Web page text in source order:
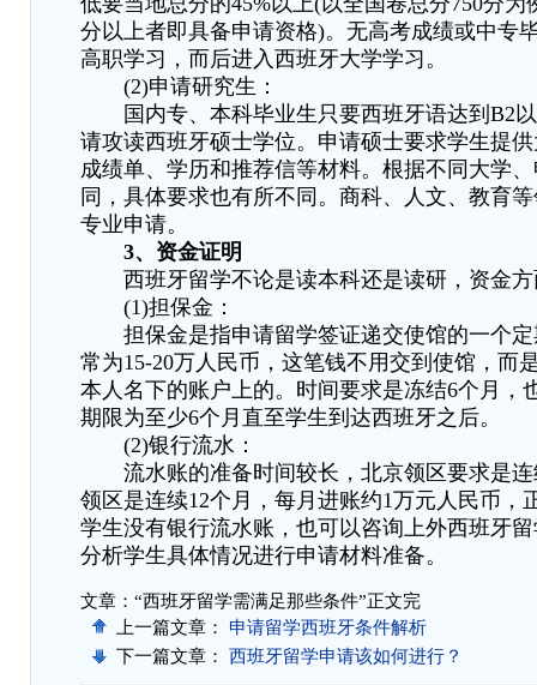
分以上者即具备申请资格)。无高考成绩或中专
高职学习，而后进入西班牙大学学习。
(2)申请研究生：
国内专、本科毕业生只要西班牙语达到B2以
请攻读西班牙硕士学位。申请硕士要求学生提
成绩单、学历和推荐信等材料。根据不同大学
同，具体要求也有所不同。商科、人文、教育
专业申请。
3、资金证明
西班牙留学不论是读本科还是读研，资金方
(1)担保金：
担保金是指申请留学签证递交使馆的一个定
常为15-20万人民币，这笔钱不用交到使馆，而
本人名下的账户上的。时间要求是冻结6个月，
期限为至少6个月直至学生到达西班牙之后。
(2)银行流水：
流水账的准备时间较长，北京领区要求是连
领区是连续12个月，每月进账约1万元人民币，
学生没有银行流水账，也可以咨询上外西班牙
分析学生具体情况进行申请材料准备。
文章：“西班牙留学需满足那些条件”正文完
上一篇文章： 申请留学西班牙条件解析
下一篇文章： 西班牙留学申请该如何进行？